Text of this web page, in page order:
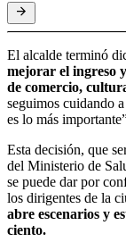
El alcalde terminó
mejorar el ingreso
de comercio,
seguimos cuidando
es lo más
Esta decisión, que
del Ministerio de
se puede dar por
los dirigentes de la
abre escenarios y
ciento.